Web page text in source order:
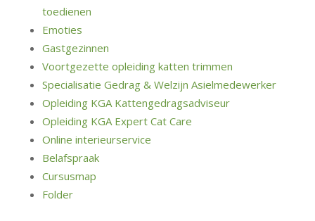
toedienen
Emoties
Gastgezinnen
Voortgezette opleiding katten trimmen
Specialisatie Gedrag & Welzijn Asielmedewerker
Opleiding KGA Kattengedragsadviseur
Opleiding KGA Expert Cat Care
Online interieurservice
Belafspraak
Cursusmap
Folder